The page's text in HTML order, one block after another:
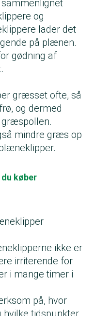
og
lader det
på plænen.
gødning af
græsset ofte, så
og dermed
mindre græs op
køber
ikke er
irriterende for
i mange timer i
på, hvor